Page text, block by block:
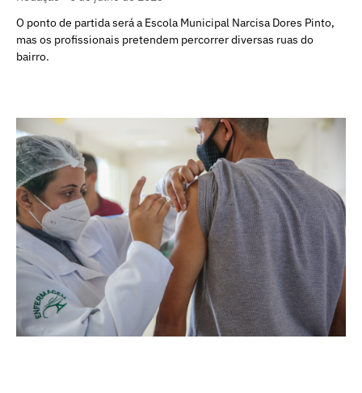
O ponto de partida será a Escola Municipal Narcisa Dores Pinto,
mas os profissionais pretendem percorrer diversas ruas do
bairro.